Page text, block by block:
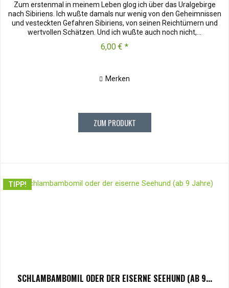
Zum erstenmal in meinem Leben glog ich über das Uralgebirge
nach Sibiriens. Ich wußte damals nur wenig von den Geheimnissen
und vesteckten Gefahren Sibiriens, von seinen Reichtümern und
wertvollen Schätzen. Und ich wußte auch noch nicht,...
6,00 € *
Merken
ZUM PRODUKT
TIPP!
SCHLAMBAMBOMIL ODER DER EISERNE SEEHUND (AB 9...